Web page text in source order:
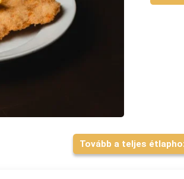
Tovább a teljes